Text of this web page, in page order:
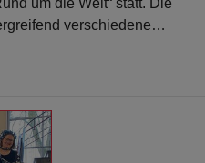
um die Welt“ statt. Die
verschiedene…